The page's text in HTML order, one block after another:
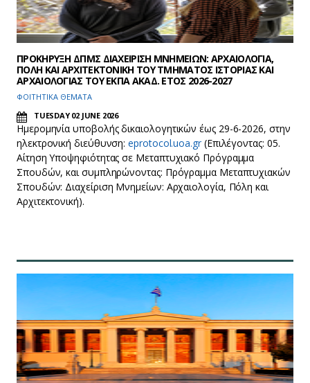
ΠΡΟΚΗΡΥΞΗ ΔΠΜΣ ΔΙΑΧΕΙΡΙΣΗ ΜΝΗΜΕΙΩΝ: ΑΡΧΑΙΟΛΟΓΙΑ,
ΠΟΛΗ ΚΑΙ ΑΡΧΙΤΕΚΤΟΝΙΚΗ ΤΟΥ ΤΜΗΜΑΤΟΣ ΙΣΤΟΡΙΑΣ ΚΑΙ
ΑΡΧΑΙΟΛΟΓΙΑΣ ΤΟΥ ΕΚΠΑ ΑΚΑΔ. ΕΤΟΣ 2026-2027
ΦΟΙΤΗΤΙΚΑ ΘΕΜΑΤΑ
TUESDAY 02 JUNE 2026
Ημερομηνία υποβολής δικαιολογητικών έως 29-6-2026, στην
ηλεκτρονική διεύθυνση:eprotocol.uoa.gr(Επιλέγοντας: 05.
Αίτηση Yποψηφιότητας σε Μεταπτυχιακό Πρόγραμμα
Σπουδών, και συμπληρώνοντας: Πρόγραμμα Μεταπτυχιακών
Σπουδών: Διαχείριση Μνημείων: Αρχαιολογία, Πόλη και
Αρχιτεκτονική).